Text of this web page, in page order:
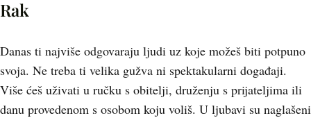
Rak
Danas ti najviše odgovaraju ljudi uz koje možeš biti potpuno
svoja. Ne treba ti velika gužva ni spektakularni događaji.
Više ćeš uživati u ručku s obitelji, druženju s prijateljima ili
danu provedenom s osobom koju voliš. U ljubavi su naglašeni